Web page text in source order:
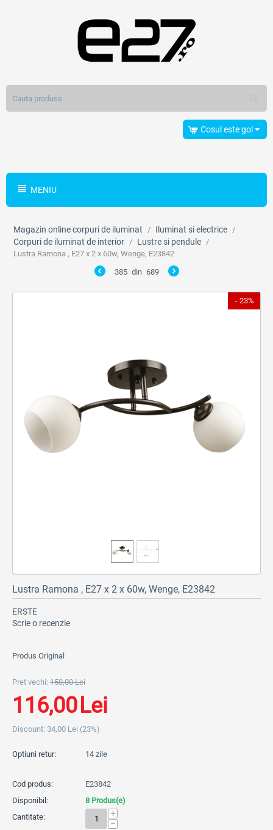
Cosul este gol
MENIU
Magazin online corpuri de iluminat / Iluminat si electrice /
Corpuri de iluminat de interior / Lustre si pendule /
Lustra Ramona , E27 x 2 x 60w, Wenge, E23842
385 din 689
- 23%
Lustra Ramona , E27 x 2 x 60w, Wenge, E23842
ERSTE
Scrie o recenzie
Produs Original
Pret vechi: 150,00 Lei
116,00 Lei
Discount: 34,00 Lei (23%)
Optiuni retur: 14 zile
Cod produs:
E23842
Disponibil:
8 Produs(e)
Cantitate:
+
−